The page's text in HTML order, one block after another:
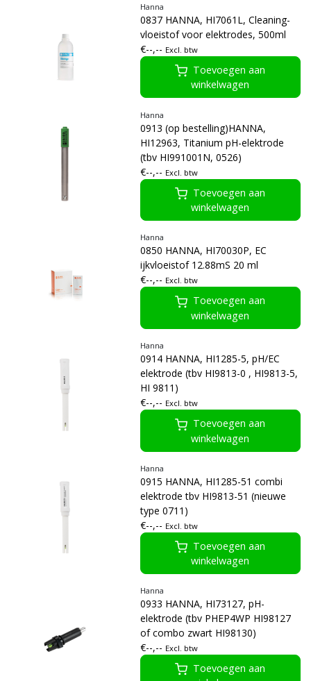
Hanna
0837 HANNA, HI7061L, Cleaning-
vloeistof voor elektrodes, 500ml
€--,-- Excl. btw
Toevoegen aan
winkelwagen
Hanna
0913 (op bestelling)HANNA,
HI12963, Titanium pH-elektrode
(tbv HI991001N, 0526)
€--,-- Excl. btw
Toevoegen aan
winkelwagen
Hanna
0850 HANNA, HI70030P, EC
ijkvloeistof 12.88mS 20 ml
€--,-- Excl. btw
Toevoegen aan
winkelwagen
Hanna
0914 HANNA, HI1285-5, pH/EC
elektrode (tbv HI9813-0 , HI9813-5,
HI 9811)
€--,-- Excl. btw
Toevoegen aan
winkelwagen
Hanna
0915 HANNA, HI1285-51 combi
elektrode tbv HI9813-51 (nieuwe
type 0711)
€--,-- Excl. btw
Toevoegen aan
winkelwagen
Hanna
0933 HANNA, HI73127, pH-
elektrode (tbv PHEP4WP HI98127
of combo zwart HI98130)
€--,-- Excl. btw
Toevoegen aan